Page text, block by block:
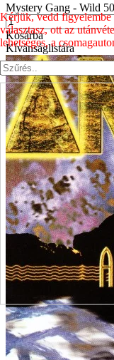
Mystery Gang - Wild
Kosárba
Kívánságlistára
Kérjük, vedd
választasz, ott az
lehetséges, a